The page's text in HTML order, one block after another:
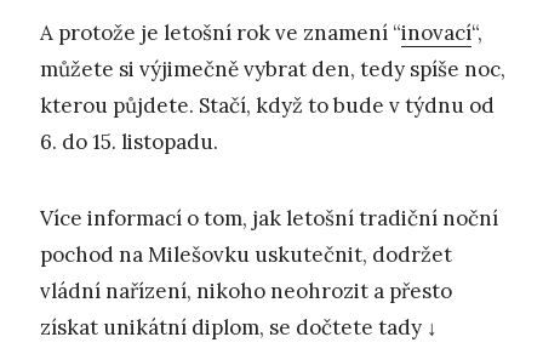
A protože je letošní rok ve znamení “inovací“,
můžete si výjimečně vybrat den, tedy spíše noc,
kterou půjdete. Stačí, když to bude v týdnu od
6. do 15. listopadu.
Více informací o tom, jak letošní tradiční noční
pochod na Milešovku uskutečnit, dodržet
vládní nařízení, nikoho neohrozit a přesto
získat unikátní diplom, se dočtete tady ↓